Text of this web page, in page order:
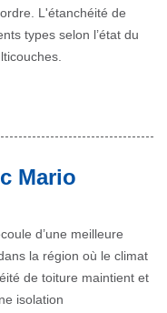
L'étanchéité de
types selon l’état du
Mario
d’une meilleure
la région où le climat
de toiture maintient et
isolation